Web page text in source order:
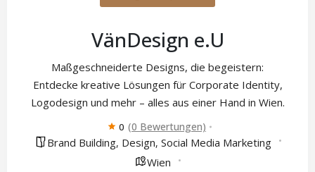
VänDesign e.U
Maßgeschneiderte Designs, die begeistern:
Entdecke kreative Lösungen für Corporate Identity,
Logodesign und mehr – alles aus einer Hand in Wien.
0 (0 Bewertungen)
Brand Building, Design, Social Media Marketing
Wien